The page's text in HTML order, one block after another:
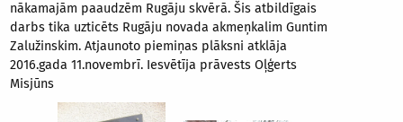
nākamajām paaudzēm Rugāju skvērā. Šis atbildīgais
darbs tika uzticēts Rugāju novada akmeņkalim Guntim
Zalužinskim. Atjaunoto piemiņas plāksni atklāja
2016.gada 11.novembrī. Iesvētīja prāvests Oļģerts
Misjūns